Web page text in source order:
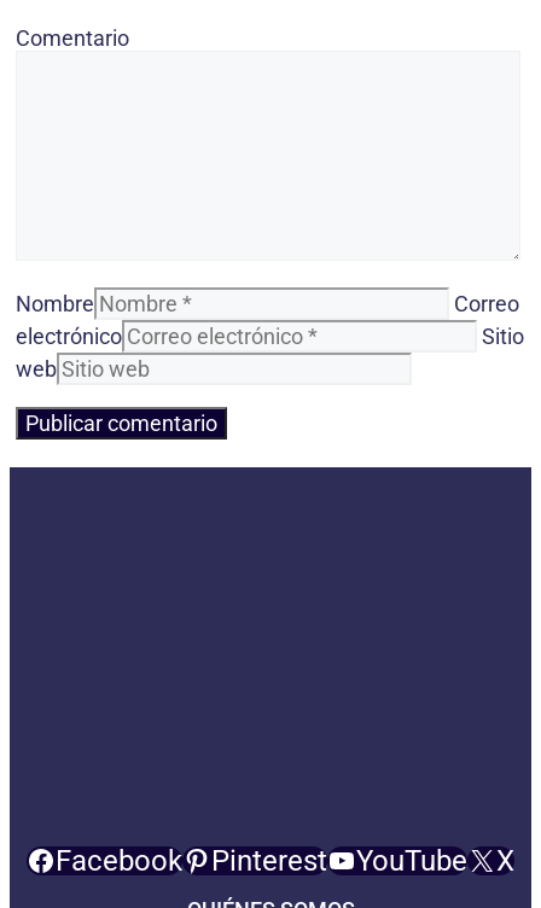
Comentario
Nombre
Correo
electrónico
Sitio
web
Facebook Pinterest YouTube X